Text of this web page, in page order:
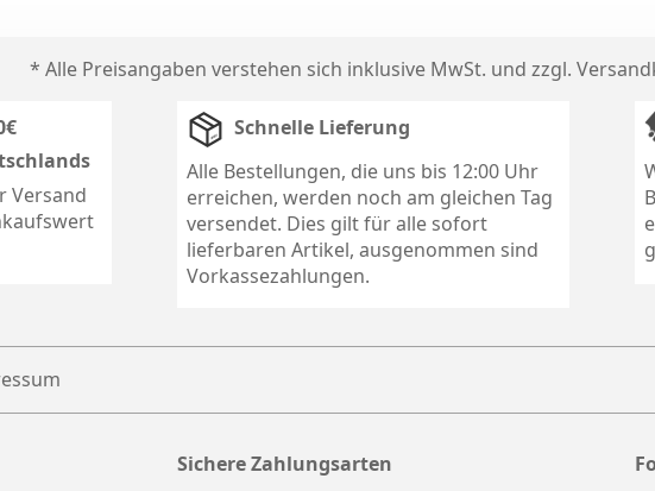
* Alle Preisangaben verstehen sich inklusive MwSt. und zzgl.
Versand
Schnelle Lieferung
Alle Bestellungen, die uns bis 12:00 Uhr
erreichen, werden noch am gleichen Tag
versendet. Dies gilt für alle sofort
lieferbaren Artikel, ausgenommen sind
Vorkassezahlungen.
Sichere Zahlungsarten